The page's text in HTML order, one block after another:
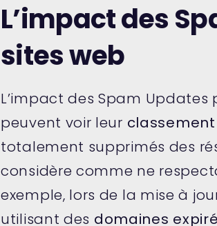
L’impact des
sites web
L’impact des Spam
peuvent voir leur
totalement supprimés des
considère comme ne
exemple, lors de la mise à
utilisant des domaines